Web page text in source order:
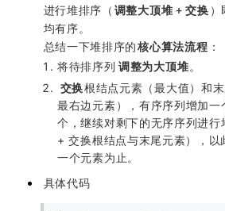
进行堆排序（ 调整大顶堆 + 交换
均有序。
总结一下堆排序的核心算法流程 ：
将待排序列 调整为大顶堆。
交换根结点元素（最大值）和
最右边元素），有序序列增加一
个，继续对剩下的无序序列进行
+ 交换根结点与末尾元素），以
一个元素为止。
具体代码